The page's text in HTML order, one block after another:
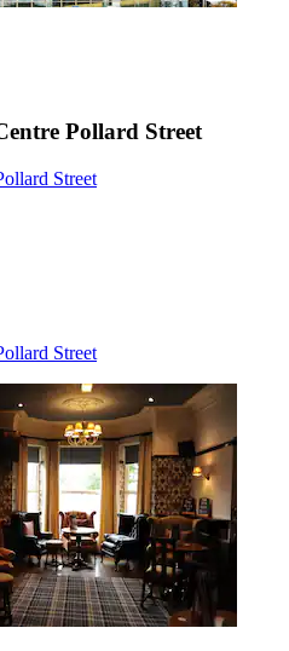
Pollard Street
Street
Street